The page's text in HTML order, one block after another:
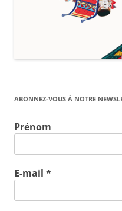
ABONNEZ-VOUS À NOTRE
Prénom
E-mail *